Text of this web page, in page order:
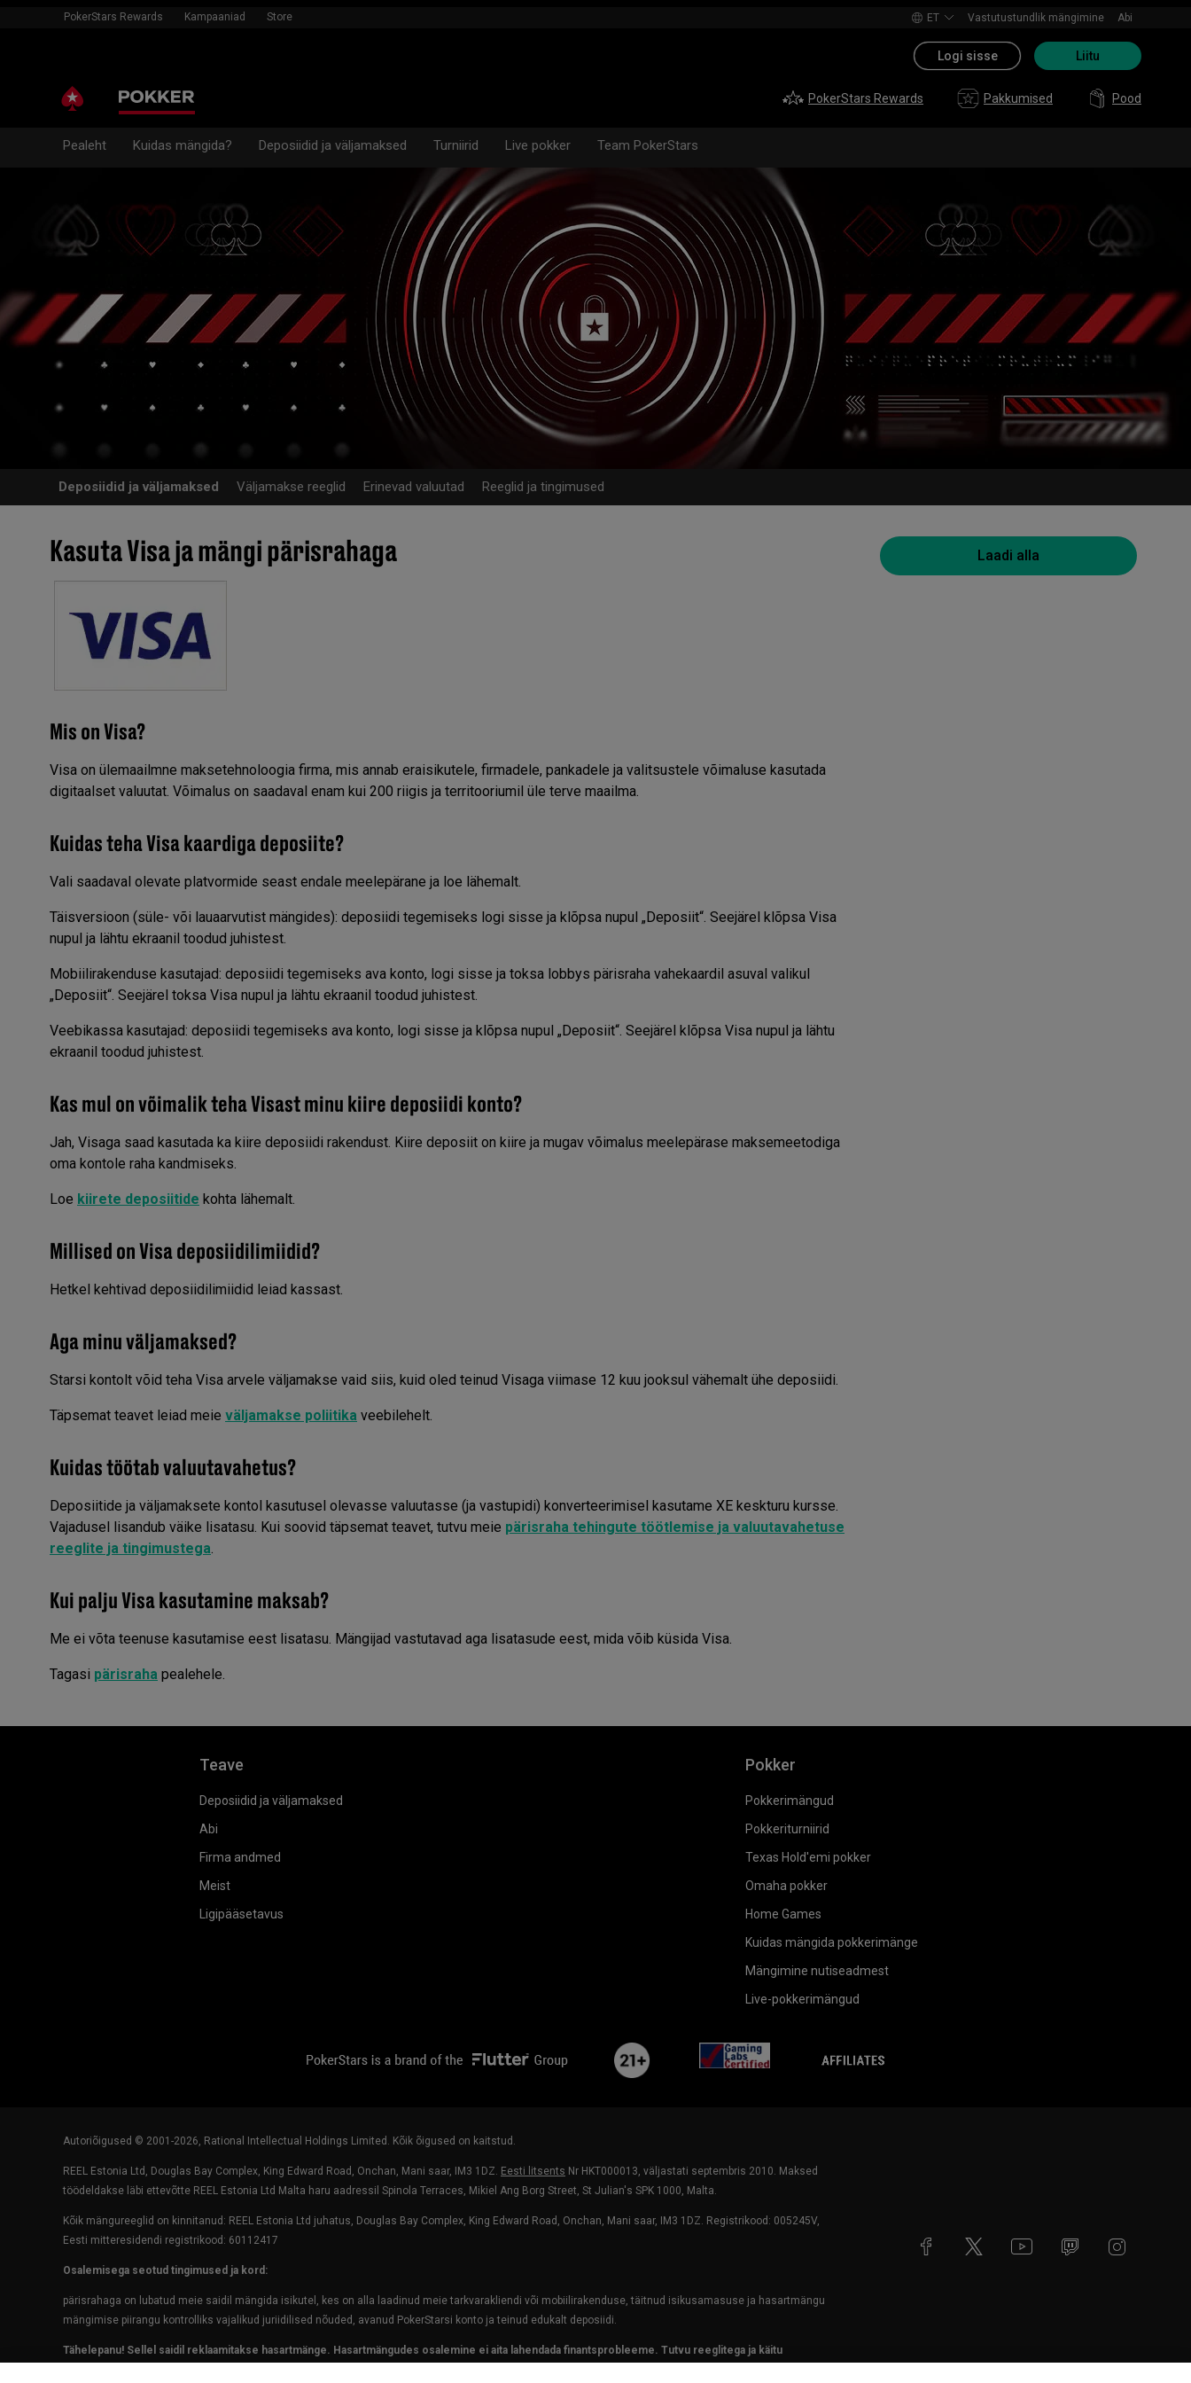
PokerStars Rewards Kampaaniad Store ET Vastutustundlik mängimine Abi
PokerStars Rewards Pakkumised Pood
Logi sisse Liitu
Pealeht Kuidas mängida? Deposiidid ja väljamaksed Turniirid Live pokker Team PokerStars
Deposiidid ja väljamaksed Väljamakse reeglid Erinevad valuutad Reeglid ja tingimused
Kasuta Visa ja mängi pärisrahaga
Mis on Visa?
Visa on ülemaailmne maksetehnoloogia firma, mis annab eraisikutele, firmadele, pankadele ja valitsustele võimaluse kasutada
digitaalset valuutat. Võimalus on saadaval enam kui 200 riigis ja territooriumil üle terve maailma.
Kuidas teha Visa kaardiga deposiite?
Vali saadaval olevate platvormide seast endale meelepärane ja loe lähemalt.
Täisversioon (süle- või lauaarvutist mängides): deposiidi tegemiseks logi sisse ja klõpsa nupul „Deposiit“. Seejärel klõpsa Visa
nupul ja lähtu ekraanil toodud juhistest.
Mobiilirakenduse kasutajad: deposiidi tegemiseks ava konto, logi sisse ja toksa lobbys pärisraha vahekaardil asuval valikul
„Deposiit“. Seejärel toksa Visa nupul ja lähtu ekraanil toodud juhistest.
Veebikassa kasutajad: deposiidi tegemiseks ava konto, logi sisse ja klõpsa nupul „Deposiit“. Seejärel klõpsa Visa nupul ja lähtu
ekraanil toodud juhistest.
Kas mul on võimalik teha Visast minu kiire deposiidi konto?
Jah, Visaga saad kasutada ka kiire deposiidi rakendust. Kiire deposiit on kiire ja mugav võimalus meelepärase maksemeetodiga
oma kontole raha kandmiseks.
Loe kiirete deposiitide kohta lähemalt.
Millised on Visa deposiidilimiidid?
Hetkel kehtivad deposiidilimiidid leiad kassast.
Aga minu väljamaksed?
Starsi kontolt võid teha Visa arvele väljamakse vaid siis, kuid oled teinud Visaga viimase 12 kuu jooksul vähemalt ühe deposiidi.
Täpsemat teavet leiad meie väljamakse poliitika veebilehelt.
Kuidas töötab valuutavahetus?
Deposiitide ja väljamaksete kontol kasutusel olevasse valuutasse (ja vastupidi) konverteerimisel kasutame XE keskturu kursse.
Vajadusel lisandub väike lisatasu. Kui soovid täpsemat teavet, tutvu meie pärisraha tehingute töötlemise ja valuutavahetuse
reeglite ja tingimustega
Kui palju Visa kasutamine maksab?
Me ei võta teenuse kasutamise eest lisatasu. Mängijad vastutavad aga lisatasude eest, mida võib küsida Visa.
Tagasi pärisraha pealehele.
Laadi alla
Teave
Deposiidid ja väljamaksed
Abi
Firma andmed
Meist
Ligipääsetavus
Pokker
Pokkerimängud
Pokkeriturniirid
Texas Hold'emi pokker
Omaha pokker
Home Games
Kuidas mängida pokkerimänge
Mängimine nutiseadmest
Live-pokkerimängud
flutterLogo
Autoriõigused © 2001-2026 , Rational Intellectual Holdings Limited. Kõik õigused on kaitstud.
REEL Estonia Ltd, Douglas Bay Complex, King Edward Road, Onchan, Mani saar, IM3 1DZ. Eesti litsents Nr HKT000013, väljastati septembris 2010. Maksed
töödeldakse läbi ettevõtte REEL Estonia Ltd Malta haru aadressil Spinola Terraces, Mikiel Ang Borg Street, St Julian's SPK 1000, Malta.
Kõik mängureeglid on kinnitanud: REEL Estonia Ltd juhatus, Douglas Bay Complex, King Edward Road, Onchan, Mani saar, IM3 1DZ. Registrikood: 005245V,
Eesti mitteresidendi registrikood: 60112417
Osalemisega seotud tingimused ja kord:
pärisrahaga on lubatud meie saidil mängida isikutel, kes on alla laadinud meie tarkvarakliendi või mobiilirakenduse, täitnud isikusamasuse ja hasartmängu
mängimise piirangu kontrolliks vajalikud juriidilised nõuded, avanud PokerStarsi konto ja teinud edukalt deposiidi.
Tähelepanu! Sellel saidil reklaamitakse hasartmänge. Hasartmängudes osalemine ei aita lahendada finantsprobleeme. Tutvu reeglitega ja käitu